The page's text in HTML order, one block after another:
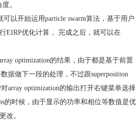
。
可以开始运用particle swarm算法，基于用户
EIRP优化计算，
完成之后，就可以在
optimization的结果，由于都是基于前置
据做下一段的处理，不过跟superposition
array optimization的输出打开右键菜单选择
的时候，由于显示的功率和相位等数值是优
改。